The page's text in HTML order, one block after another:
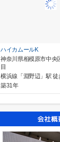
ハイカムールK
神奈川県相模原市中央
目
横浜線「淵野辺」駅
築31年